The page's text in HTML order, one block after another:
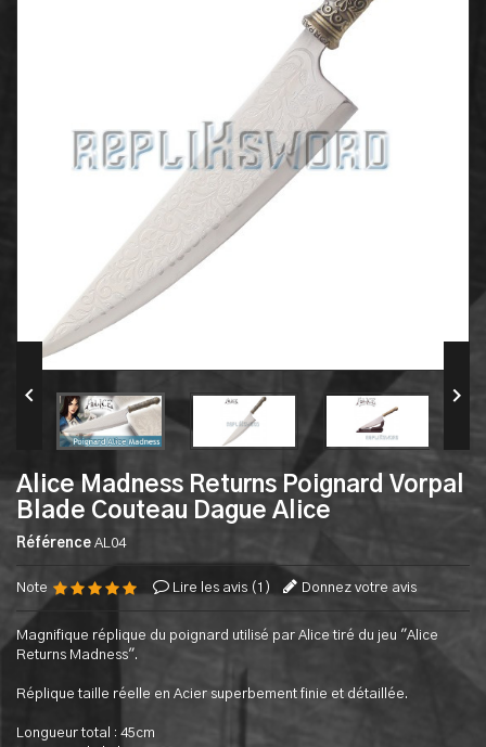
 
Alice Madness Returns Poignard Vorpal
Blade Couteau Dague Alice
Référence AL04
Note Lire les avis ( 1 ) Donnez votre avis
Magnifique réplique du poignard utilisé par Alice tiré du jeu "Alice
Returns Madness".
Réplique taille réelle en Acier superbement finie et détaillée.
Longueur total : 45cm